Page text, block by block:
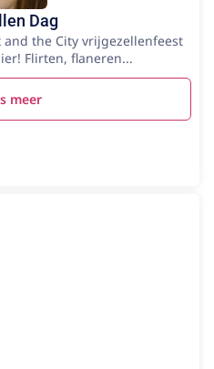
Dag
and the City vrijgezellenfeest
Flirten, flaneren...
meer